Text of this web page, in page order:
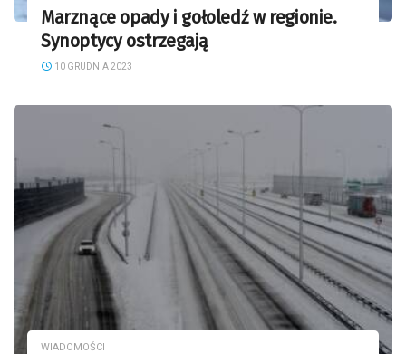
Marznące opady i gołoledź w regionie.
Synoptycy ostrzegają
10 GRUDNIA 2023
WIADOMOŚCI